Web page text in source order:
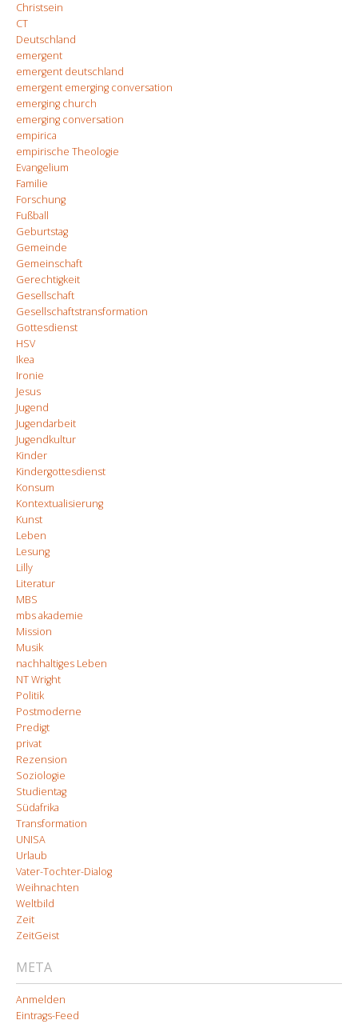
Christsein
CT
Deutschland
emergent
emergent deutschland
emergent emerging conversation
emerging church
emerging conversation
empirica
empirische Theologie
Evangelium
Familie
Forschung
Fußball
Geburtstag
Gemeinde
Gemeinschaft
Gerechtigkeit
Gesellschaft
Gesellschaftstransformation
Gottesdienst
HSV
Ikea
Ironie
Jesus
Jugend
Jugendarbeit
Jugendkultur
Kinder
Kindergottesdienst
Konsum
Kontextualisierung
Kunst
Leben
Lesung
Lilly
Literatur
MBS
mbs akademie
Mission
Musik
nachhaltiges Leben
NT Wright
Politik
Postmoderne
Predigt
privat
Rezension
Soziologie
Studientag
Südafrika
Transformation
UNISA
Urlaub
Vater-Tochter-Dialog
Weihnachten
Weltbild
Zeit
ZeitGeist
META
Anmelden
Eintrags-Feed